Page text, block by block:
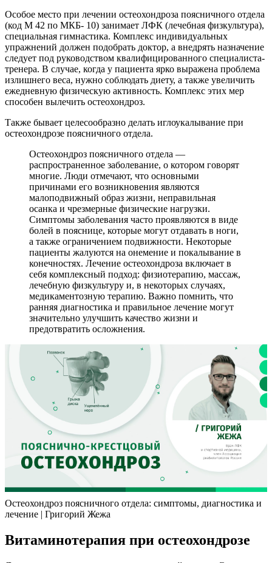
Особое место при лечении остеохондроза поясничного отдела
(код М 42 по МКБ- 10) занимает ЛФК (лечебная физкультура),
специальная гимнастика. Комплекс индивидуальных
упражнений должен подобрать доктор, а внедрять назначение
следует под руководством квалифицированного специалиста-
тренера. В случае, когда у пациента ярко выражена проблема
излишнего веса, нужно соблюдать диету, а также увеличить
ежедневную физическую активность. Комплекс этих мер
способен вылечить остеохондроз.
Также бывает целесообразно делать иглоукалывание при
остеохондрозе поясничного отдела.
Остеохондроз поясничного отдела —
распространенное заболевание, о котором говорят
многие. Люди отмечают, что основными
причинами его возникновения являются
малоподвижный образ жизни, неправильная
осанка и чрезмерные физические нагрузки.
Симптомы заболевания часто проявляются в виде
болей в пояснице, которые могут отдавать в ноги,
а также ограничением подвижности. Некоторые
пациенты жалуются на онемение и покалывание в
конечностях. Лечение остеохондроза включает в
себя комплексный подход: физиотерапию, массаж,
лечебную физкультуру и, в некоторых случаях,
медикаментозную терапию. Важно помнить, что
ранняя диагностика и правильное лечение могут
значительно улучшить качество жизни и
предотвратить осложнения.
Остеохондроз поясничного отдела: симптомы, диагностика и
лечение | Григорий Жежа
Витаминотерапия при остеохондрозе